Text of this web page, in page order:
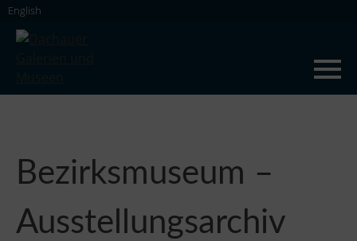
Skip
content
English
Bezirksmuseum –
Ausstellungsarchiv